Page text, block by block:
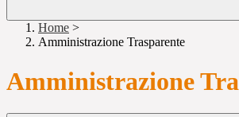
Home >
Amministrazione Trasparente
Amministrazione